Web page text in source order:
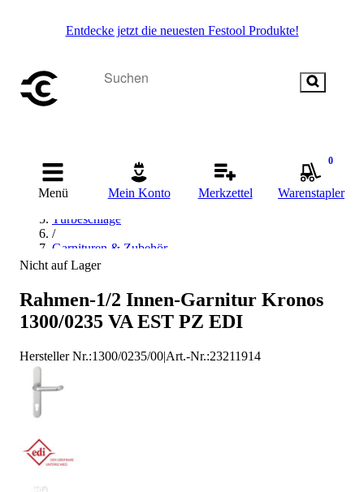
Entdecke jetzt die neuesten Festool Produkte!
Menü Mein Konto Merkzettel
0
Warenstapler
Startseite
/
Beschläge & Sicherheitstechnik
Türbeschläge
/
Garnituren & Zubehör
/
Dieckmann Drückergarnituren
Nicht auf Lager
Rahmen-1/2 Innen-Garnitur Kronos
1300/0235 VA EST PZ EDI
Hersteller Nr.:1300/0235/00|Art.-Nr.:23211914